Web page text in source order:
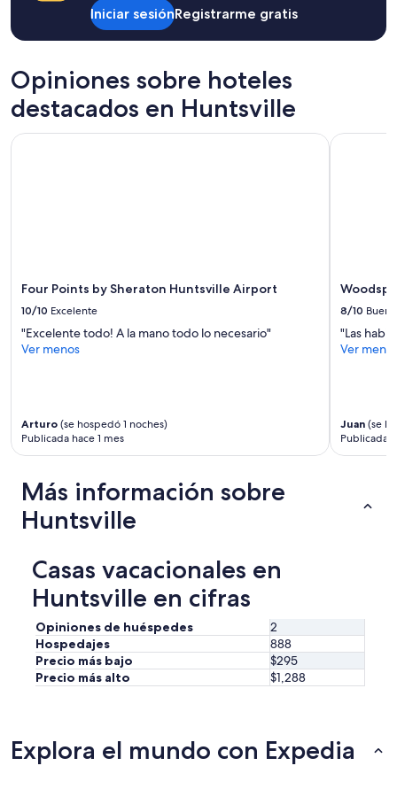
Aplican
términos
Iniciar sesiónRegistrarme gratis
Opiniones sobre hoteles
destacados en Huntsville
Four Points by Sheraton Huntsville Airport
10/10 Excelente
"Excelente todo! A la mano todo lo necesario"
Ver menos
Arturo (se hospedó 1 noches)
Publicada hace 1 mes
Four Points by Sheraton Huntsville Airport
8/10 Bueno
"Las
Ver
Juan (se
Publicada
Más información sobre
Huntsville
Casas vacacionales en
Huntsville en cifras
Opiniones de huéspedes
2
Hospedajes
888
Precio más bajo
$295
Precio más alto
$1,288
Explora el mundo con Expedia